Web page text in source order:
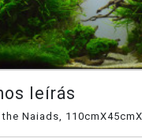
leírás
Naiads,